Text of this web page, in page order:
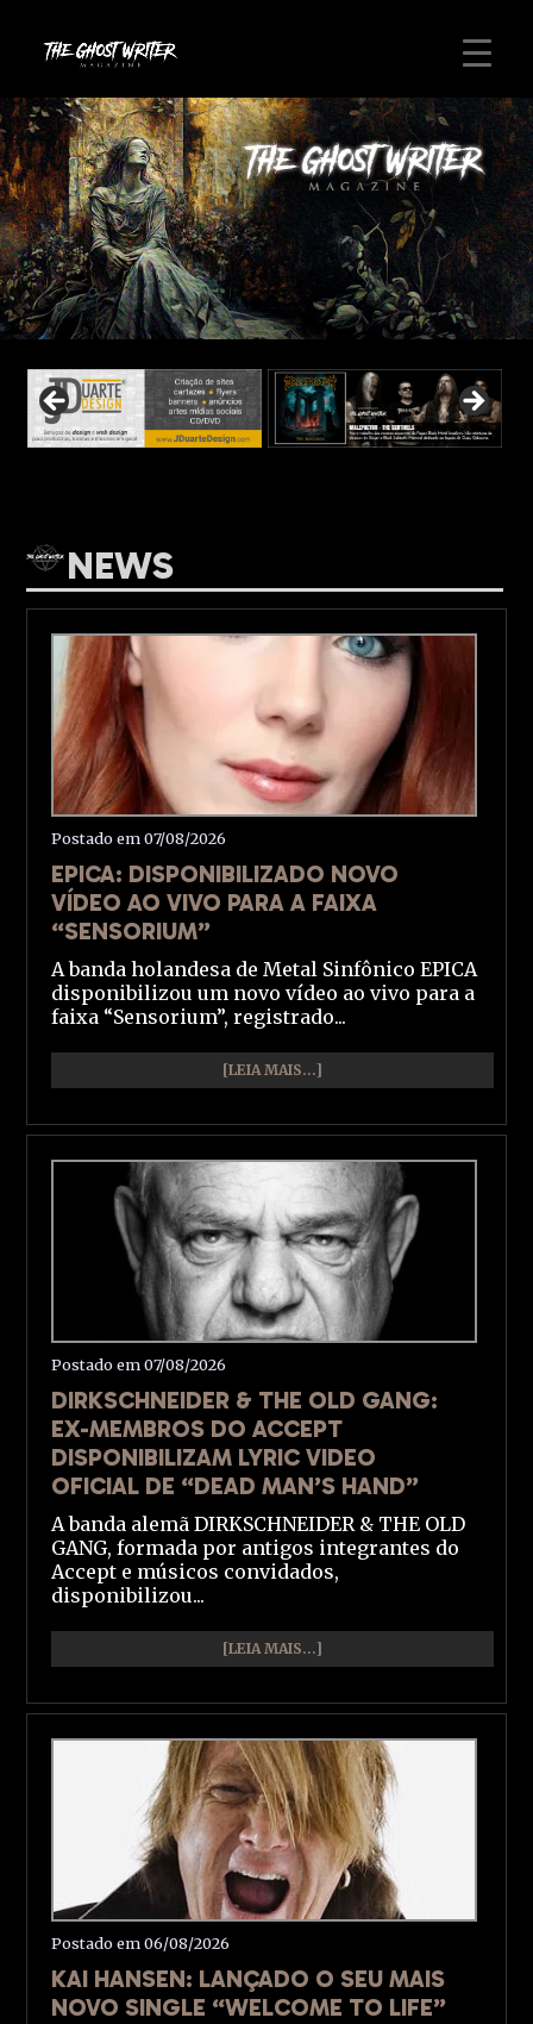
NEWS
Postado em 07/08/2026
EPICA: DISPONIBILIZADO NOVO
VÍDEO AO VIVO PARA A FAIXA
“SENSORIUM”
A banda holandesa de Metal Sinfônico EPICA
disponibilizou um novo vídeo ao vivo para a
faixa “Sensorium”, registrado...
[LEIA MAIS...]
Postado em 07/08/2026
DIRKSCHNEIDER & THE OLD GANG:
EX-MEMBROS DO ACCEPT
DISPONIBILIZAM LYRIC VIDEO
OFICIAL DE “DEAD MAN’S HAND”
A banda alemã DIRKSCHNEIDER & THE OLD
GANG, formada por antigos integrantes do
Accept e músicos convidados,
disponibilizou...
[LEIA MAIS...]
Postado em 06/08/2026
KAI HANSEN: LANÇADO O SEU MAIS
NOVO SINGLE “WELCOME TO LIFE”